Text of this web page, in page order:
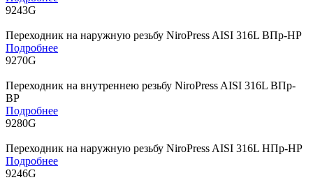
9243G
Переходник на наружную резьбу NiroPress AISI 316L ВПр-НР
Подробнее
9270G
Переходник на внутреннею резьбу NiroPress AISI 316L ВПр-
ВР
Подробнее
9280G
Переходник на наружную резьбу NiroPress AISI 316L НПр-НР
Подробнее
9246G